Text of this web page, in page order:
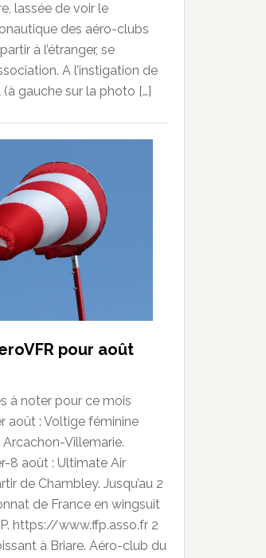
lassée de voir le
des aéro-clubs
à l’étranger, se
A l’instigation de
(à gauche sur la photo […]
pour août
à noter pour ce mois
août : Voltige féminine
Villemarie.
8 août : Ultimate Air
de Chambley. Jusqu’au 2
de France en wingsuit
https://www.ffp.asso.fr 2
à Briare. Aéro-club du